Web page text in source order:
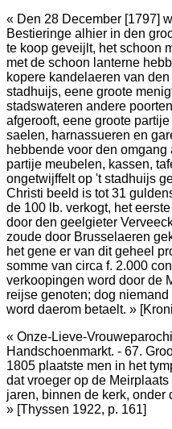
« Den 28 December [1797]
Bestieringe alhier in den
te koop geveijlt, het schoon
met de schoon lanterne
kopere kandelaeren van
stadhuijs, eene groote
stadswateren andere
afgerooft, eene groote
saelen, harnassueren en
hebbende voor den
partije meubelen, kassen,
ongetwijffelt op 't stadhuijs
Christi beeld is tot 31
de 100 lb. verkogt, het
door den geelgieter
zoude door Brusselaeren
het gene er van dit geheel
somme van circa f. 2.000
verkoopingen word door de
reijse genoten; dog
word daerom betaelt. »
« Onze-Lieve-
Handschoenmarkt. - 67.
1805 plaatste men in het
dat vroeger op de
jaren, binnen de kerk, onder
» [Thyssen 1922, p. 161]